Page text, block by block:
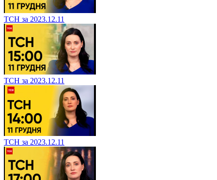
ТСН за 2023.12.11
ТСН за 2023.12.11
ТСН за 2023.12.11